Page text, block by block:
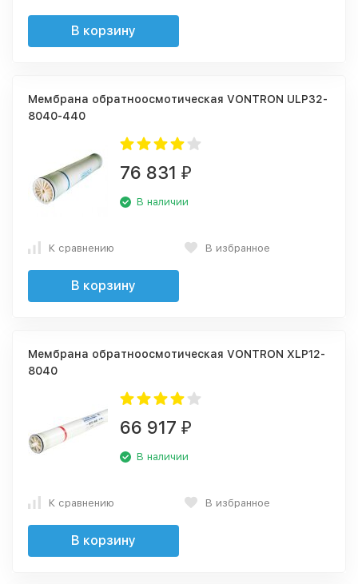
В корзину
Мембрана обратноосмотическая VONTRON ULP32-
8040-440
76 831 ₽
В наличии
К сравнению В избранное
В корзину
Мембрана обратноосмотическая VONTRON XLP12-
8040
66 917 ₽
В наличии
К сравнению В избранное
В корзину